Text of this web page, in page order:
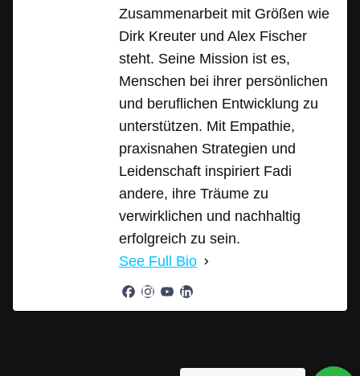
Zusammenarbeit mit Größen wie
Dirk Kreuter und Alex Fischer
steht. Seine Mission ist es,
Menschen bei ihrer persönlichen
und beruflichen Entwicklung zu
unterstützen. Mit Empathie,
praxisnahen Strategien und
Leidenschaft inspiriert Fadi
andere, ihre Träume zu
verwirklichen und nachhaltig
erfolgreich zu sein.
See Full Bio